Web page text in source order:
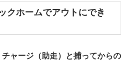
クホームでアウトにでき
チャージ（助走）と捕ってからの